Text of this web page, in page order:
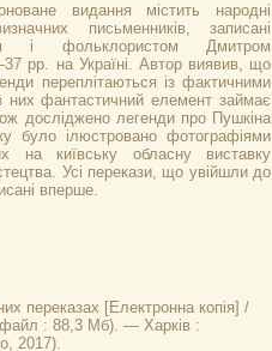
видання містить народні
письменників, записані
і фольклористом Дмитром
рр. на Україні. Автор виявив, що
переплітаються із фактичними
них фантастичний елемент займає
досліджено легенди про Пушкіна
було ілюстровано фотографіями
на київську обласну виставку
Усі перекази, що увійшли до
вперше.
переказах [Електронна копія] /
файл : 88,3 Мб). — Харків :
2017).